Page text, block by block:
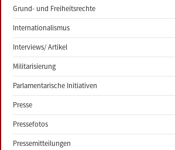
Grund- und Freiheitsrechte
Internationalismus
Interviews/ Artikel
Militarisierung
Parlamentarische Initiativen
Presse
Pressefotos
Pressemitteilungen